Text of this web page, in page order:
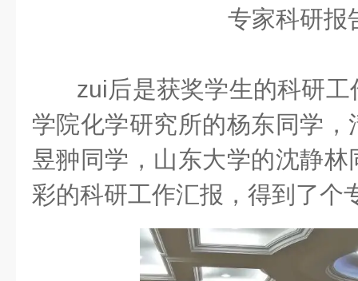
专家科研报
zui后是获奖学生的科研
学院化学研究所的杨东同学
昱翀同学，山东大学的沈静
彩的科研工作汇报，得到了个